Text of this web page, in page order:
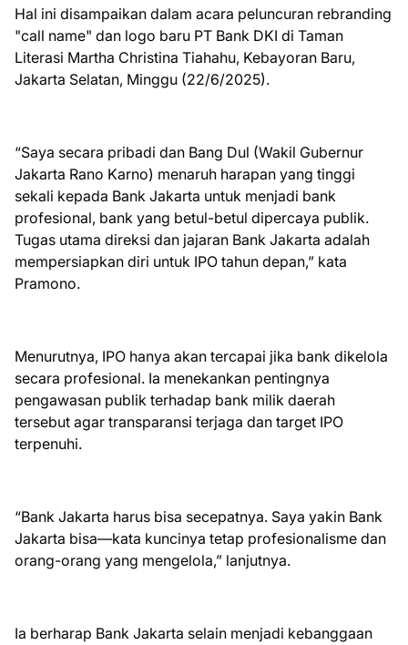
Hal ini disampaikan dalam acara peluncuran rebranding
"call name" dan logo baru PT Bank DKI di Taman
Literasi Martha Christina Tiahahu, Kebayoran Baru,
Jakarta Selatan, Minggu (22/6/2025).
“Saya secara pribadi dan Bang Dul (Wakil Gubernur
Jakarta Rano Karno) menaruh harapan yang tinggi
sekali kepada Bank Jakarta untuk menjadi bank
profesional, bank yang betul-betul dipercaya publik.
Tugas utama direksi dan jajaran Bank Jakarta adalah
mempersiapkan diri untuk IPO tahun depan,” kata
Pramono.
Menurutnya, IPO hanya akan tercapai jika bank dikelola
secara profesional. Ia menekankan pentingnya
pengawasan publik terhadap bank milik daerah
tersebut agar transparansi terjaga dan target IPO
terpenuhi.
“Bank Jakarta harus bisa secepatnya. Saya yakin Bank
Jakarta bisa—kata kuncinya tetap profesionalisme dan
orang-orang yang mengelola,” lanjutnya.
Ia berharap Bank Jakarta selain menjadi kebanggaan